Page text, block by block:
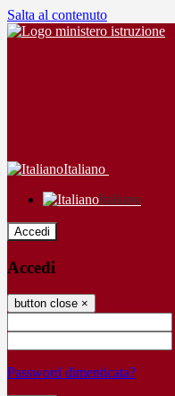
Salta al contenuto
Italiano
Italiano
Accedi
Accedi
button close ×
Password dimenticata?